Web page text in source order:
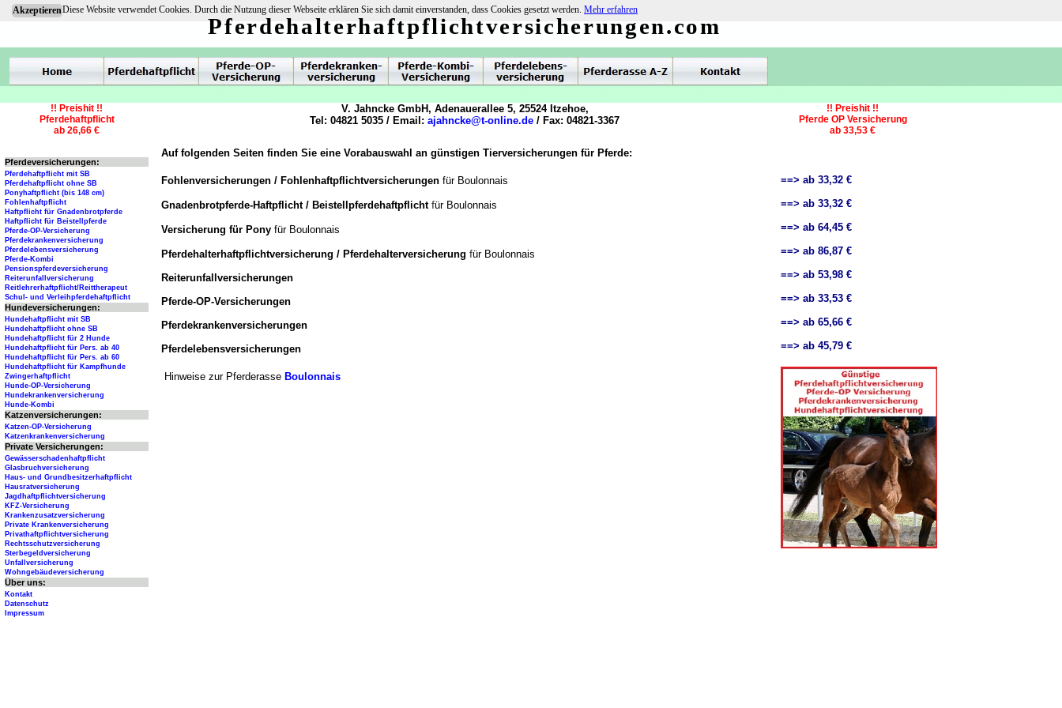
AkzeptierenDiese Website verwendet Cookies. Durch die Nutzung dieser Webseite erklären Sie sich damit einverstanden, dass Cookies gesetzt werden. Mehr erfahren
Auf folgenden Seiten finden Sie eine Vorabauswahl an günstigen Tierversicherungen für Pferde:
Fohlenversicherungen / Fohlenhaftpflichtversicherungen für Boulonnais
Gnadenbrotpferde-Haftpflicht / Beistellpferdehaftpflichtfür Boulonnais
Versicherung für Pony für Boulonnais
Pferdehalterhaftpflichtversicherung / Pferdehalterversicherung für Boulonnais
Reiterunfallversicherungen
Pferde-OP-Versicherungen
Pferdekrankenversicherungen
Pferdelebensversicherungen
Hinweise zur Pferderasse Boulonnais
==> ab 33,32 €
==> ab 33,32 €
==> ab 64,45 €
==> ab 86,87 €
==> ab 53,98 €
==> ab 33,53 €
==> ab 65,66 €
==> ab 45,79 €
Pferdehalterhaftpflichtversicherungen.com
V. Jahncke GmbH, Adenauerallee 5, 25524 Itzehoe,
Tel: 04821 5035 / Email: ajahncke@t-online.de / Fax: 04821-3367
!! Preishit !!
Pferdehaftpflicht
ab 26,66 €
!! Preishit !!
Pferde OP Versicherung
ab 33,53 €
Pferdeversicherungen:
Pferdehaftpflicht mit SB
Pferdehaftpflicht ohne SB
Ponyhaftpflicht (bis 148 cm)
Fohlenhaftpflicht
Haftpflicht für Gnadenbrotpferde
Haftpflicht für Beistellpferde
Pferde-OP-Versicherung
Pferdekrankenversicherung
Pferdelebensversicherung
Pferde-Kombi
Pensionspferdeversicherung
Reiterunfallversicherung
Reitlehrerhaftpflicht/Reittherapeut
Schul- und Verleihpferdehaftpflicht
Hundeversicherungen:
Hundehaftpflicht mit SB
Hundehaftpflicht ohne SB
Hundehaftpflicht für 2 Hunde
Hundehaftpflicht für Pers. ab 40
Hundehaftpflicht für Pers. ab 60
Hundehaftpflicht für Kampfhunde
Zwingerhaftpflicht
Hunde-OP-Versicherung
Hundekrankenversicherung
Hunde-Kombi
Katzenversicherungen:
Katzen-OP-Versicherung
Katzenkrankenversicherung
Private Versicherungen:
Gewässerschadenhaftpflicht
Glasbruchversicherung
Haus- und Grundbesitzerhaftpflicht
Hausratversicherung
Jagdhaftpflichtversicherung
KFZ-Versicherung
Krankenzusatzversicherung
Private Krankenversicherung
Privathaftpflichtversicherung
Rechtsschutzversicherung
Sterbegeldversicherung
Unfallversicherung
Wohngebäudeversicherung
Über uns:
Kontakt
Datenschutz
Impressum